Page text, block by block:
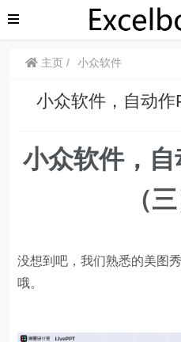
主页 小众软件
小众软件，自动作
小众软件，
（
没想到吧，我们熟悉的美图
哦。